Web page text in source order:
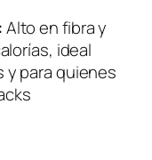
Alto en fibra y
ideal
y para quienes